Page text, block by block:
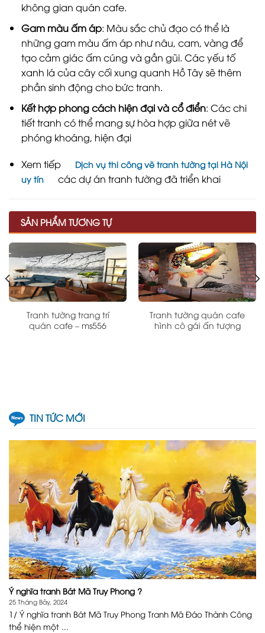
không gian quán cafe.
Gam màu ấm áp: Màu sắc chủ đạo có thể là
những gam màu ấm áp như nâu, cam, vàng để
tạo cảm giác ấm cúng và gần gũi. Các yếu tố
xanh lá của cây cối xung quanh Hồ Tây sẽ thêm
phần sinh động cho bức tranh.
Kết hợp phong cách hiện đại và cổ điển: Các chi
tiết tranh có thể mang sự hòa hợp giữa nét vẽ
phóng khoáng, hiện đại
Xem tiếp
Dịch vụ thi công vẽ tranh tường tại Hà Nội
uy tín
các dự án tranh tường đã triển khai
SẢN PHẨM TƯƠNG TỰ
Tranh tường trang trí
quán cafe – ms556
Tranh tường quán cafe
hình cô gái ấn tượng
TIN TỨC MỚI
Ý nghĩa tranh Bát Mã Truy Phong ?
25 Tháng Bảy, 2024
1/ Ý nghĩa tranh Bát Mã Truy Phong Tranh Mã Đáo Thành Công
thể hiện một ...